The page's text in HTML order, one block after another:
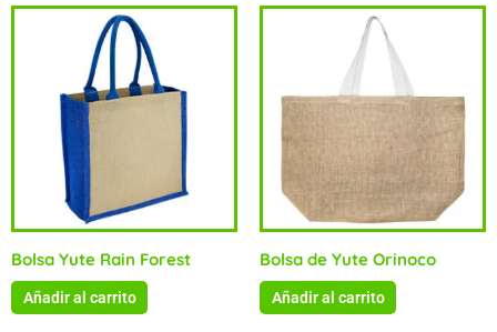
Bolsa Yute Rain Forest
Añadir al carrito
Bolsa de Yute Orinoco
Añadir al carrito